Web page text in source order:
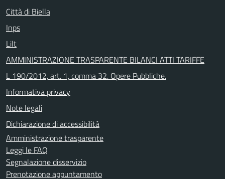
Città di Biella
Inps
Lilt
AMMINISTRAZIONE TRASPARENTE BILANCI ATTI TARIFFE
L 190/2012, art. 1, comma 32. Opere Pubbliche.
Informativa privacy
Note legali
Dichiarazione di accessibilità
Amministrazione trasparente
Leggi le FAQ
Segnalazione disservizio
Prenotazione appuntamento